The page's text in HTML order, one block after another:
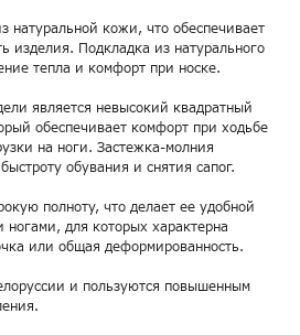
натуральной кожи, что обеспечивает
изделия. Подкладка из натурального
тепла и комфорт при носке.
является невысокий квадратный
обеспечивает комфорт при ходьбе
на ноги. Застежка-молния
обувания и снятия сапог.
полноту, что делает ее удобной
для которых характерна
или общая деформированность.
и пользуются повышенным